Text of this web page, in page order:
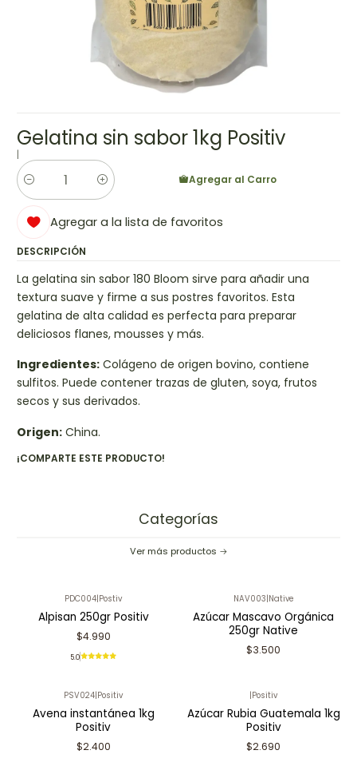
Gelatina sin sabor 1kg Positiv
|
Cantidad
Agregar al Carro
Agregar a la lista de favoritos
DESCRIPCIÓN
La gelatina sin sabor 180 Bloom sirve para añadir una
textura suave y firme a sus postres favoritos. Esta
gelatina de alta calidad es perfecta para preparar
deliciosos flanes, mousses y más.
Ingredientes: Colágeno de origen bovino, contiene
sulfitos. Puede contener trazas de gluten, soya, frutos
secos y sus derivados.
Origen: China.
¡COMPARTE ESTE PRODUCTO!
Categorías
Ver más productos
PDC004 Postiv
Alpisan 250gr Positiv
$4.990
5.0
NAV003 Native
Azúcar Mascavo Orgánica
250gr Native
$3.500
PSV024|Positiv
Avena instantánea 1kg
Positiv
$2.400
|Positiv
Azúcar Rubia Guatemala 1kg
Positiv
$2.690